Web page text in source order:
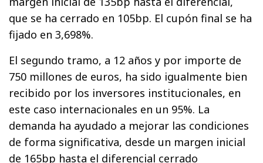
que se ha cerrado en 105bp. El cupón final se ha
fijado en 3,698%.
El segundo tramo, a 12 años y por importe de
750 millones de euros, ha sido igualmente bien
recibido por los inversores institucionales, en
este caso internacionales en un 95%. La
demanda ha ayudado a mejorar las condiciones
de forma significativa, desde un margen inicial
de 165bp hasta el diferencial cerrado